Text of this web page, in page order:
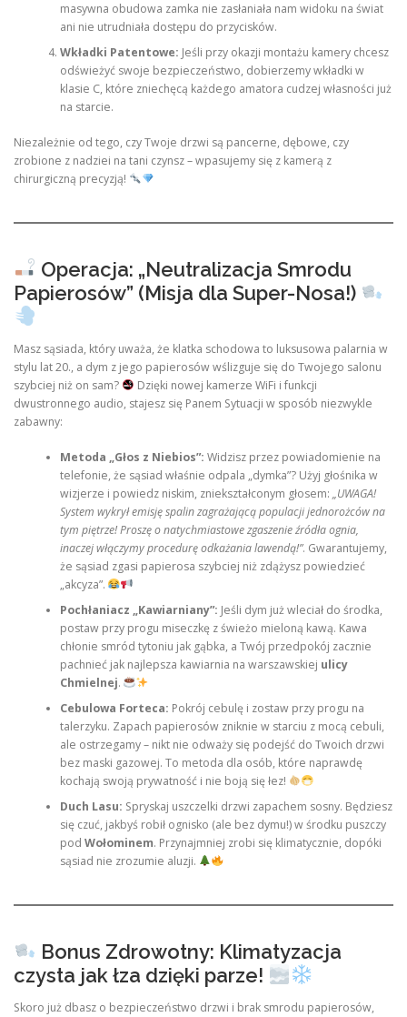
masywna obudowa zamka nie zasłaniała nam widoku na świat
ani nie utrudniała dostępu do przycisków.
Wkładki Patentowe: Jeśli przy okazji montażu kamery chcesz
odświeżyć swoje bezpieczeństwo, dobierzemy wkładki w
klasie C, które zniechęcą każdego amatora cudzej własności już
na starcie.
Niezależnie od tego, czy Twoje drzwi są pancerne, dębowe, czy
zrobione z nadziei na tani czynsz – wpasujemy się z kamerą z
chirurgiczną precyzją!
Operacja: „Neutralizacja Smrodu
Papierosów” (Misja dla Super-Nosa!)
Masz sąsiada, który uważa, że klatka schodowa to luksusowa palarnia w
stylu lat 20., a dym z jego papierosów wślizguje się do Twojego salonu
szybciej niż on sam?
Dzięki nowej kamerze WiFi i funkcji
dwustronnego audio, stajesz się Panem Sytuacji w sposób niezwykle
zabawny:
Metoda „Głos z Niebios”: Widzisz przez powiadomienie na
telefonie, że sąsiad właśnie odpala „dymka”? Użyj głośnika w
wizjerze i powiedz niskim, zniekształconym głosem: „UWAGA!
System wykrył emisję spalin zagrażającą populacji jednorożców na
tym piętrze! Proszę o natychmiastowe zgaszenie źródła ognia,
inaczej włączymy procedurę odkażania lawendą!”. Gwarantujemy,
że sąsiad zgasi papierosa szybciej niż zdążysz powiedzieć
„akcyza”.
Pochłaniacz „Kawiarniany”: Jeśli dym już wleciał do środka,
postaw przy progu miseczkę z świeżo mieloną kawą. Kawa
chłonie smród tytoniu jak gąbka, a Twój przedpokój zacznie
pachnieć jak najlepsza kawiarnia na warszawskiej ulicy
Chmielnej.
Cebulowa Forteca: Pokrój cebulę i zostaw przy progu na
talerzyku. Zapach papierosów zniknie w starciu z mocą cebuli,
ale ostrzegamy – nikt nie odważy się podejść do Twoich drzwi
bez maski gazowej. To metoda dla osób, które naprawdę
kochają swoją prywatność i nie boją się łez!
Duch Lasu: Spryskaj uszczelki drzwi zapachem sosny. Będziesz
się czuć, jakbyś robił ognisko (ale bez dymu!) w środku puszczy
pod Wołominem. Przynajmniej zrobi się klimatycznie, dopóki
sąsiad nie zrozumie aluzji.
Bonus Zdrowotny: Klimatyzacja
czysta jak łza dzięki parze!
Skoro już dbasz o bezpieczeństwo drzwi i brak smrodu papierosów,